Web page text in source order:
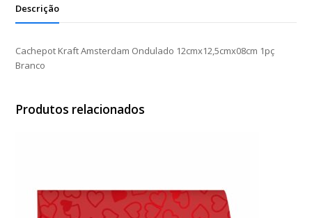
quantidade
Descrição
Cachepot Kraft Amsterdam Ondulado 12cmx12,5cmx08cm 1pç
Branco
Produtos relacionados